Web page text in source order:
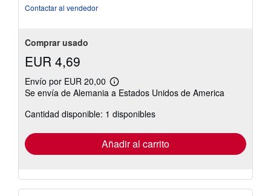
Contactar al vendedor
Comprar usado
EUR 4,69
Envío por EUR 20,00
Más
información
las
tarifas
envío
Se envía de Alemania a Estados Unidos de America
Cantidad disponible: 1 disponibles
Añadir al carrito